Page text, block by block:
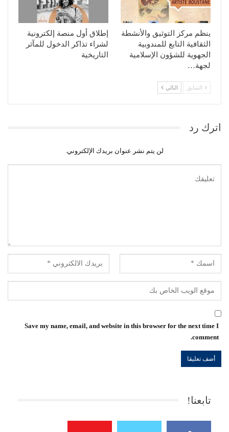
ينظم مركز التوثيق والأنشطة
الثقافية التابع للمندوبية
الجهوية للشؤون الإسلامية
لجهة…
إطلاق أول منصة إلكترونية
لشراء تذاكر الدخول للمآثر
التاريخية
السابق التالي
اترك رد
لن يتم نشر عنوان بريدك الإلكتروني.
Save my name, email, and website in this browser for the next time I
comment.
تابعنا!